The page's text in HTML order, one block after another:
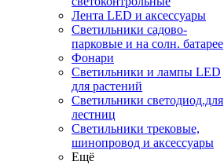
Лента LED и аксессуары
Светильники садово-
парковые и на солн. батарее
Фонари
Светильники и лампы LED
для растений
Светильники светодиод.для
лестниц
Светильники трековые,
шинопровод и аксессуары
Ещё